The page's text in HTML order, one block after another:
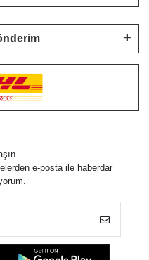
e-posta ile haberdar